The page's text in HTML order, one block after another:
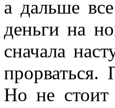
а дальше
деньги на
сначала
прорваться.
Но не стоит